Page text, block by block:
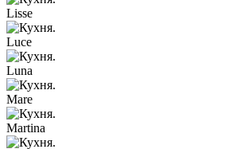
Lisse
Luce
Luna
Mare
Martina